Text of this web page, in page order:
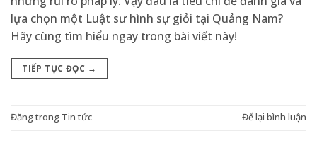
lựa chọn một Luật sư hình sự giỏi tại Quảng Nam?
Hãy cùng tìm hiểu ngay trong bài viết này!
TIẾP TỤC ĐỌC →
Đăng trong Tin tức Để lại bình luận